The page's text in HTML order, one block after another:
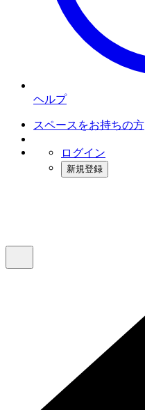
ヘルプ
スペースをお持ちの方
ログイン
新規登録